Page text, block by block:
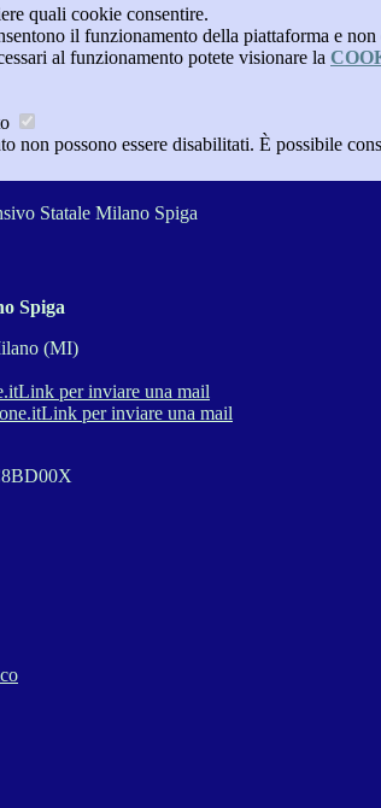
quali cookie consentire.
il funzionamento della piattaforma e
al funzionamento potete visionare la
non possono essere disabilitati. È possibile
Statale Milano Spiga
Spiga
(MI)
Link per inviare una mail
Link per inviare una mail